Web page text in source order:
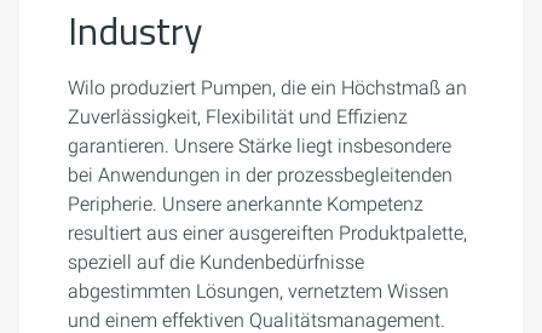
Industry
Wilo produziert Pumpen, die ein Höchstmaß an
Zuverlässigkeit, Flexibilität und Effizienz
garantieren. Unsere Stärke liegt insbesondere
bei Anwendungen in der prozessbegleitenden
Peripherie. Unsere anerkannte Kompetenz
resultiert aus einer ausgereiften Produktpalette,
speziell auf die Kundenbedürfnisse
abgestimmten Lösungen, vernetztem Wissen
und einem effektiven Qualitätsmanagement.